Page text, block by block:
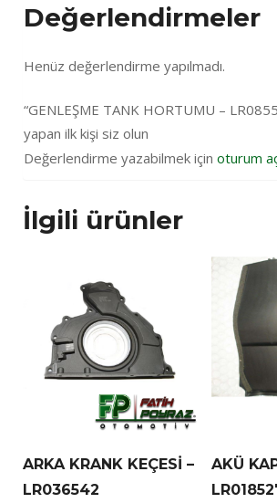
Değerlendirmeler
Henüz değerlendirme yapılmadı.
“GENLEŞME TANK HORTUMU –
yapan ilk kişi siz olun
Değerlendirme yazabilmek için oturum
İlgili ürünler
ARKA KRANK KEÇESİ –
LR036542
AKÜ